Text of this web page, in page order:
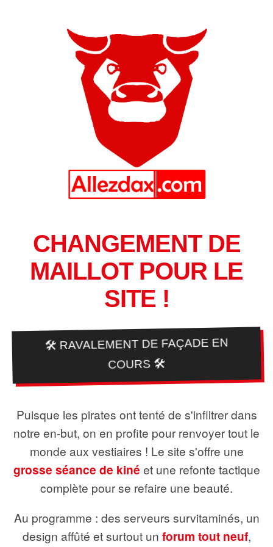
CHANGEMENT DE
MAILLOT POUR LE
SITE !
🛠️ RAVALEMENT DE FAÇADE EN
COURS 🛠️
Puisque les pirates ont tenté de s'infiltrer dans
notre en-but, on en profite pour renvoyer tout le
monde aux vestiaires ! Le site s'offre une
grosse séance de kiné et une refonte tactique
complète pour se refaire une beauté.
Au programme : des serveurs survitaminés, un
design affûté et surtout un forum tout neuf,